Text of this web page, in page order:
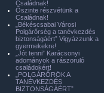
Családnak!
Őszinte részvétünk a
Családnak!
„Békéscsabai Városi
Polgárőrség a tanévkezdés
biztonságáért” Vigyázzunk a
gyermekekre!
„Jót tenni” Karácsonyi
adományok a rászoruló
családokért!
„POLGÁRŐRÖK A
TANÉVKEZDÉS
BIZTONSÁGÁÉRT”